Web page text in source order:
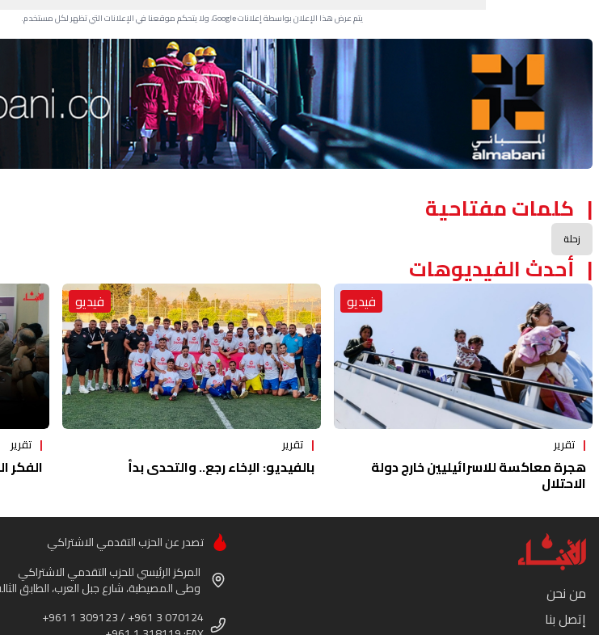
يتم عرض هذا الإعلان بواسطة إعلانات Google، ولا يتحكم موقعنا في الإعلانات التي تظهر لكل مستخدم.
Advertisement Section
كلمات مفتاحية
زحلة
أحدث الفيديوهات
فيديو
تقرير
هجرة معاكسة للاسرائيليين خارج دولة
الاحتلال
فيديو
تقرير
بالفيديو: الإخاء رجع.. والتحدي بدأ
تقرير
الفكر
من نحن
إتصل بنا
تصدر عن الحزب التقدمي الاشتراكي
المركز الرئيسي للحزب التقدمي الاشتراكي
وطى المصيطبة، شارع جبل العرب، الطابق
+961 1 309123 / +961 3 070124